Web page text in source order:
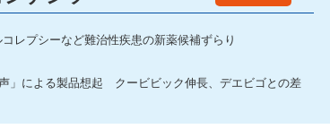
レプシーなど難治性疾患の新薬候補ずらり
」による製品想起 クービビック伸長、デエビゴとの差